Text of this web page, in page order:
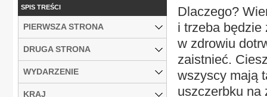
Dlaczego?
i trzeba będzie
w zdrowiu
zaistnieć.
wszyscy mają
uszczerbku na
SPIS TREŚCI
PIERWSZA STRONA
DRUGA STRONA
WYDARZENIE
KRAJ